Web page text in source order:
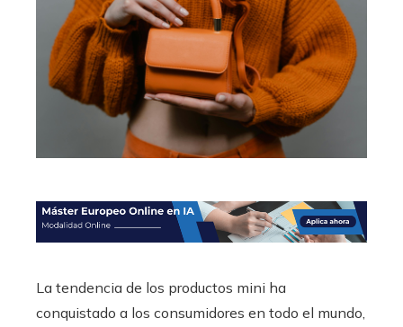
La tendencia de los productos mini ha
conquistado a los consumidores en todo el mundo,